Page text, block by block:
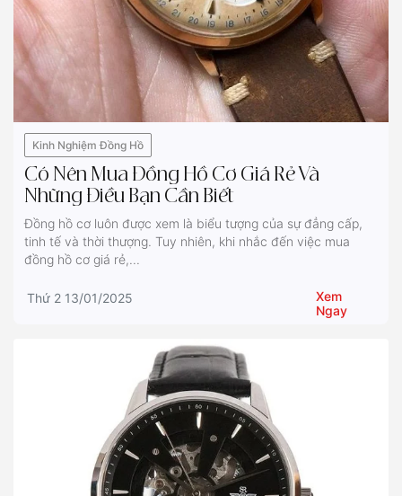
Kinh Nghiệm Đồng Hồ
Có Nên Mua Đồng Hồ Cơ Giá Rẻ Và
Những Điều Bạn Cần Biết
Đồng hồ cơ luôn được xem là biểu tượng của sự đẳng cấp,
tinh tế và thời thượng. Tuy nhiên, khi nhắc đến việc mua
đồng hồ cơ giá rẻ,...
Thứ 2 13/01/2025
Xem
Ngay